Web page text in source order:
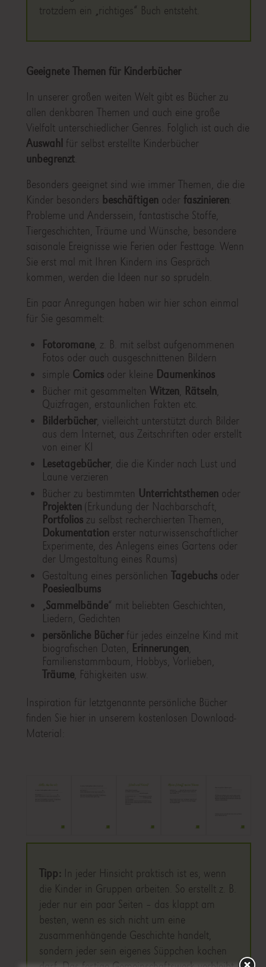
trotzdem ein „richtiges“ Buch entsteht.
Geeignete Themen für Kinderbücher
In unserer großen weiten Welt gibt es Bücher zu
allen denkbaren Themen und auch eine große
Vielfalt unterschiedlicher Genres. Folglich ist auch die
Auswahl für selbst erstellte Kinderbücher
unbegrenzt.
Besonders geeignet sind wie immer Themen, die die
Kinder besonders beschäftigen oder faszinieren
Probleme und Anderssein, fantastische Stoffe,
Tiergeschichten, Träume und Wünsche, besondere
saisonale Ereignisse wie Ferien oder Festtage. Wenn
Sie erst mal mit Ihren Kindern ins Gespräch
kommen, werden die Ideen nur so sprudeln.
Ein paar Anregungen haben wir hier schon einmal
für Sie gesammelt:
Fotoromane, z. B. mit selbst aufgenommenen
Fotos oder auch ausgeschnittenen Bildern
simple Comicsoder kleine Daumenkinos
Bücher mit gesammelten Witzen Rätseln
Quizfragen, erstaunlichen Fakten etc.
Bilderbücher, vielleicht unterstützt durch Bilder
aus dem Internet, aus Zeitschriften oder erstellt
von einer KI
Lesetagebücher, die die Kinder nach Lust und
Laune verzieren
Bücher zu bestimmten Unterrichtsthemen oder
Projekten (Erkundung der Nachbarschaft,
Portfolioszu selbst recherchierten Themen,
Dokumentation erster naturwissenschaftlicher
Experimente, des Anlegens eines Gartens oder
der Umgestaltung eines Raums)
Gestaltung eines persönlichen Tagebuchsoder
Poesiealbums
„Sammelbände“ mit beliebten Geschichten,
Liedern, Gedichten
persönliche Bücherfür jedes einzelne Kind mit
biografischen Daten,
Erinnerungen
Familienstammbaum, Hobbys, Vorlieben,
Träume, Fähigkeiten usw.
Inspiration für letztgenannte persönliche Bücher
finden Sie hier in unserem kostenlosen Download-
Material:
Tipp:In jeder Hinsicht praktisch ist es, wenn
die Kinder in Gruppen arbeiten. So erstellt z. B.
jeder nur ein paar Seiten – das klappt am
besten, wenn es sich nicht um eine
zusammenhängende Geschichte handelt,
sondern jeder sein eigenes Süppchen kochen